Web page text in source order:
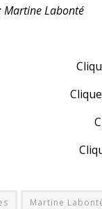
Martine Labonté
Martine